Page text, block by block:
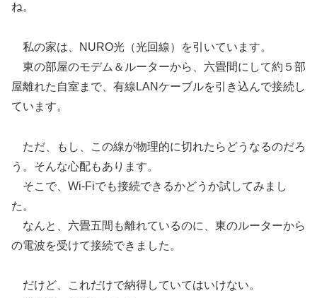
ね。
私の家は、NURO光（光回線）を引いています。
東の部屋のモデム＆ルーターから、六畳間にして約５部
屋離れた自室まで、有線LANケーブルを引き込んで接続し
ています。
ただ、もし、この線が物理的に切れたらどうなるのだろ
う。そんな心配もあります。
そこで、Wi-Fiでも接続できるかどうか試してみまし
た。
なんと、六畳五間も離れているのに、東のルーターから
の電波を受けて接続できました。
だけど、これだけで納得していてはいけない。